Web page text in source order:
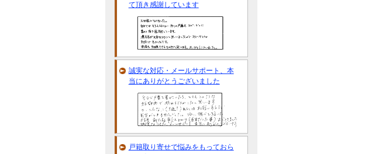
て頂き感謝しています
誠実な対応・メールサポート、本
当にありがとうございました
戸籍取り寄せで悩みをもっておら